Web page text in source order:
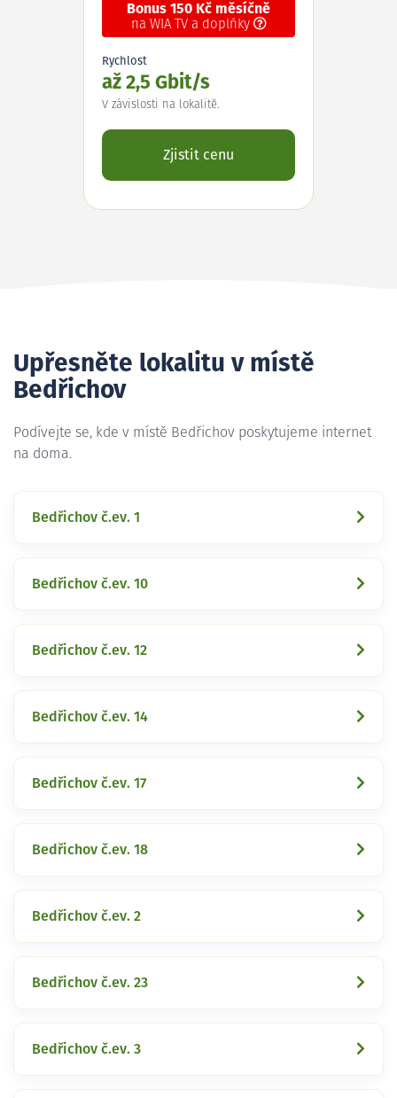
Bonus 150 Kč měsíčně
na WIA TV a doplňky
Rychlost
až 2,5 Gbit/s
V závislosti na lokalitě.
Zjistit cenu
Upřesněte lokalitu v místě
Bedřichov
Podívejte se, kde v místě Bedřichov poskytujeme internet
na doma.
Bedřichov č.ev. 1
Bedřichov č.ev. 10
Bedřichov č.ev. 12
Bedřichov č.ev. 14
Bedřichov č.ev. 17
Bedřichov č.ev. 18
Bedřichov č.ev. 2
Bedřichov č.ev. 23
Bedřichov č.ev. 3